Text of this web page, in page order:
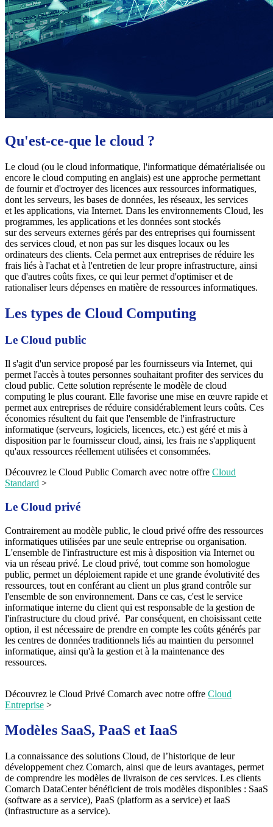
Qu'est-ce-que le cloud ?
Le cloud (ou le cloud informatique, l'informatique dématérialisée ou
encore le cloud computing en anglais) est une approche permettant
de fournir et d'octroyer des licences aux ressources informatiques,
dont les serveurs, les bases de données, les réseaux, les services
et les applications, via Internet. Dans les environnements Cloud, les
programmes, les applications et les données sont stockés
sur des serveurs externes gérés par des entreprises qui fournissent
des services cloud, et non pas sur les disques locaux ou les
ordinateurs des clients. Cela permet aux entreprises de réduire les
frais liés à l'achat et à l'entretien de leur propre infrastructure, ainsi
que d'autres coûts fixes, ce qui leur permet d'optimiser et de
rationaliser leurs dépenses en matière de ressources informatiques.
Les types de Cloud Computing
Le Cloud public
Il s'agit d'un service proposé par les fournisseurs via Internet, qui
permet l'accès à toutes personnes souhaitant profiter des services du
cloud public. Cette solution représente le modèle de cloud
computing le plus courant. Elle favorise une mise en œuvre rapide et
permet aux entreprises de réduire considérablement leurs coûts. Ces
économies résultent du fait que l'ensemble de l'infrastructure
informatique (serveurs, logiciels, licences, etc.) est géré et mis à
disposition par le fournisseur cloud, ainsi, les frais ne s'appliquent
qu'aux ressources réellement utilisées et consommées.
Découvrez le Cloud Public Comarch avec notre offre Cloud
Standard >
Le Cloud privé
Contrairement au modèle public, le cloud privé offre des ressources
informatiques utilisées par une seule entreprise ou organisation.
L'ensemble de l'infrastructure est mis à disposition via Internet ou
via un réseau privé. Le cloud privé, tout comme son homologue
public, permet un déploiement rapide et une grande évolutivité des
ressources, tout en conférant au client un plus grand contrôle sur
l'ensemble de son environnement. Dans ce cas, c'est le service
informatique interne du client qui est responsable de la gestion de
l'infrastructure du cloud privé. Par conséquent, en choisissant cette
option, il est nécessaire de prendre en compte les coûts générés par
les centres de données traditionnels liés au maintien du personnel
informatique, ainsi qu'à la gestion et à la maintenance des
ressources.
Découvrez le Cloud Privé Comarch avec notre offre Cloud
Entreprise >
Modèles SaaS, PaaS et IaaS
La connaissance des solutions Cloud, de l’historique de leur
développement chez Comarch, ainsi que de leurs avantages, permet
de comprendre les modèles de livraison de ces services. Les clients
Comarch DataCenter bénéficient de trois modèles disponibles : SaaS
(software as a service), PaaS (platform as a service) et IaaS
(infrastructure as a service).